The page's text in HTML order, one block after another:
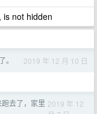
not hidden
。 2019 年 12 月 10 日
去了，家里 2019 年 12